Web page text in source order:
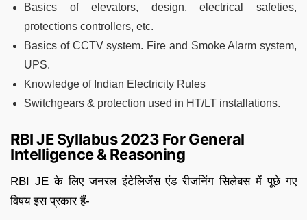
Basics of elevators, design, electrical safeties,
protections controllers, etc.
Basics of CCTV system. Fire and Smoke Alarm system,
UPS.
Knowledge of Indian Electricity Rules
Switchgears & protection used in HT/LT installations.
RBI JE Syllabus 2023 For General
Intelligence & Reasoning
RBI JE के लिए जनरल इंटेलिजेंस एंड रीजनिंग सिलेबस में पूछे गए
विषय इस प्रकार हैं-